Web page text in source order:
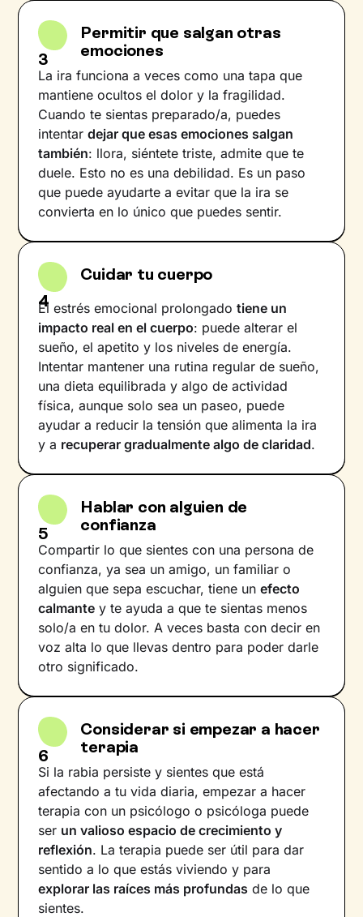
3
Permitir que salgan otras
emociones
La ira funciona a veces como una tapa que
mantiene ocultos el dolor y la fragilidad.
Cuando te sientas preparado/a, puedes
intentardejar que esas emociones salgan
también: llora, siéntete triste, admite que te
duele. Esto no es una debilidad. Es un paso
que puede ayudarte a evitar que la ira se
convierta en lo único que puedes sentir.
4
Cuidar tu cuerpo
El estrés emocional prolongadotiene un
impacto real en el cuerpo: puede alterar el
sueño, el apetito y los niveles de energía.
Intentar mantener una rutina regular de sueño,
una dieta equilibrada y algo de actividad
física, aunque solo sea un paseo, puede
ayudar a reducir la tensión que alimenta la ira
y a recuperar gradualmente algo de claridad.
5
Hablar con alguien de
confianza
Compartir lo que sientes con una persona de
confianza, ya sea un amigo, un familiar o
alguien que sepa escuchar, tiene unefecto
calmante y te ayuda a que te sientas menos
solo/a en tu dolor. A veces basta con decir en
voz alta lo que llevas dentro para poder darle
otro significado.
6
Considerar si empezar a hacer
terapia
Si la rabia persiste y sientes que está
afectando a tu vida diaria, empezar a hacer
terapia con un psicólogo o psicóloga puede
ser un valioso espacio de crecimiento y
reflexión. La terapia puede ser útil para dar
sentido a lo que estás viviendo y para
explorar las raíces más profundas de lo que
sientes.